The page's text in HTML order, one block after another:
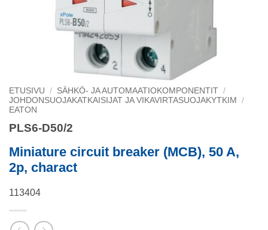
ETUSIVU / SÄHKÖ- JA AUTOMAATIOKOMPONENTIT /
JOHDONSUOJAKATKAISIJAT JA VIKAVIRTASUOJAKYTKIM
/
EATON
PLS6-D50/2
Miniature circuit breaker (MCB), 50 A,
2p, charact
113404